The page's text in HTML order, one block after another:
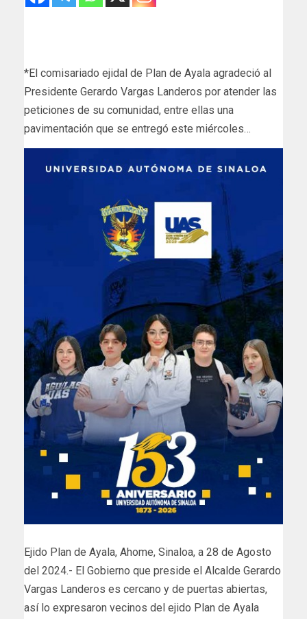
*El comisariado ejidal de Plan de Ayala agradeció al
Presidente Gerardo Vargas Landeros por atender las
peticiones de su comunidad, entre ellas una
pavimentación que se entregó este miércoles…
Ejido Plan de Ayala, Ahome, Sinaloa, a 28 de Agosto
del 2024.- El Gobierno que preside el Alcalde Gerardo
Vargas Landeros es cercano y de puertas abiertas,
así lo expresaron vecinos del ejido Plan de Ayala